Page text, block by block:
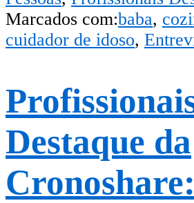
Marcados com:baba,
cuidador de idoso,
Destaque da
Cronoshare: